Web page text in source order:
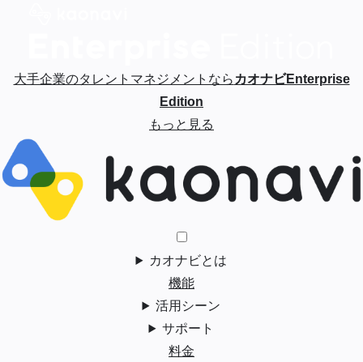
大手企業のタレントマネジメントならカオナビEnterprise
Edition
もっと見る
カオナビとは
機能
活用シーン
サポート
料金